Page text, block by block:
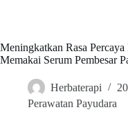
Meningkatkan Rasa
Memakai Serum Pembesar
Herbaterapi
Perawatan Payudara